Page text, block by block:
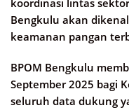
koordinasi lintas
Bengkulu akan
keamanan pangan
BPOM Bengkulu
September 2025 bagi
seluruh data dukung